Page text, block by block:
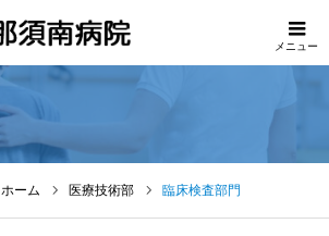
メニュー
ホーム 医療技術部 臨床検査部門